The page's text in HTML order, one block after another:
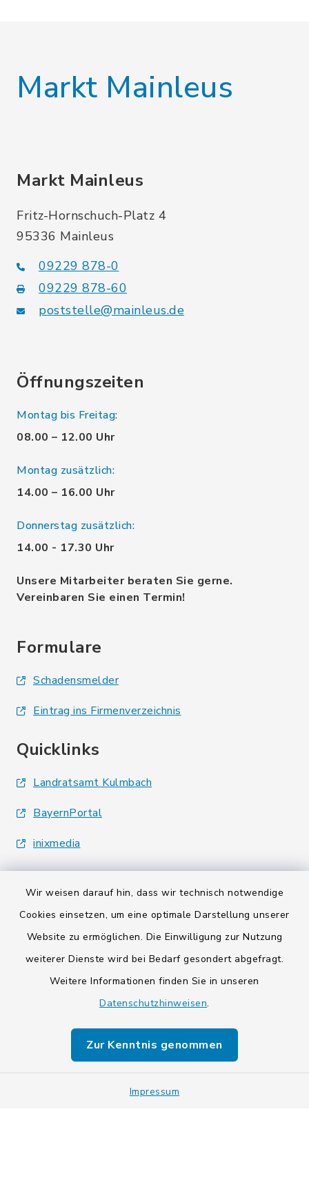
Wir weisen darauf hin, dass wir technisch notwendige
Cookies einsetzen, um eine optimale Darstellung unserer
Website zu ermöglichen. Die Einwilligung zur Nutzung
weiterer Dienste wird bei Bedarf gesondert abgefragt.
Weitere Informationen finden Sie in unseren
Datenschutzhinweisen.
Zur Kenntnis genommen
Impressum
Markt Mainleus
Markt Mainleus
Fritz-Hornschuch-Platz 4
95336 Mainleus
09229 878-0
09229 878-60
poststelle@mainleus.de
Öffnungszeiten
Montag bis Freitag:
08.00 – 12.00 Uhr
Montag zusätzlich:
14.00 – 16.00 Uhr
Donnerstag zusätzlich:
14.00 - 17.30 Uhr
Unsere Mitarbeiter beraten Sie gerne.
Vereinbaren Sie einen Termin!
Formulare
Schadensmelder
Eintrag ins Firmenverzeichnis
Quicklinks
Landratsamt Kulmbach
BayernPortal
inixmedia
Kontakt
Barrierefreiheit
Impressum
Sitemap